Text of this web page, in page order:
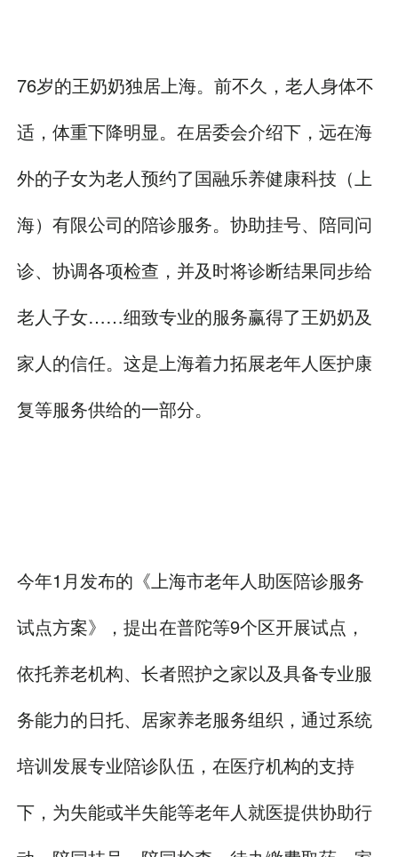
76岁的王奶奶独居上海。前不久，老人身体不
适，体重下降明显。在居委会介绍下，远在海
外的子女为老人预约了国融乐养健康科技（上
海）有限公司的陪诊服务。协助挂号、陪同问
诊、协调各项检查，并及时将诊断结果同步给
老人子女……细致专业的服务赢得了王奶奶及
家人的信任。这是上海着力拓展老年人医护康
复等服务供给的一部分。
今年1月发布的《上海市老年人助医陪诊服务
试点方案》，提出在普陀等9个区开展试点，
依托养老机构、长者照护之家以及具备专业服
务能力的日托、居家养老服务组织，通过系统
培训发展专业陪诊队伍，在医疗机构的支持
下，为失能或半失能等老年人就医提供协助行